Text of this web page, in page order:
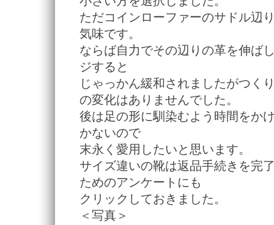
ただコインローファーのサドル辺
気味です。
ならば自力でその辺りの革を伸ば
ジすると
じゃっかん緩和されましたがつく
の変化はありませんでした。
後は足の形に馴染むよう時間をか
かないので
末永く愛用したいと思います。
サイズ違いの靴は返品手続きを完
ためのアンケートにも
クリックしておきました。
＜写真＞